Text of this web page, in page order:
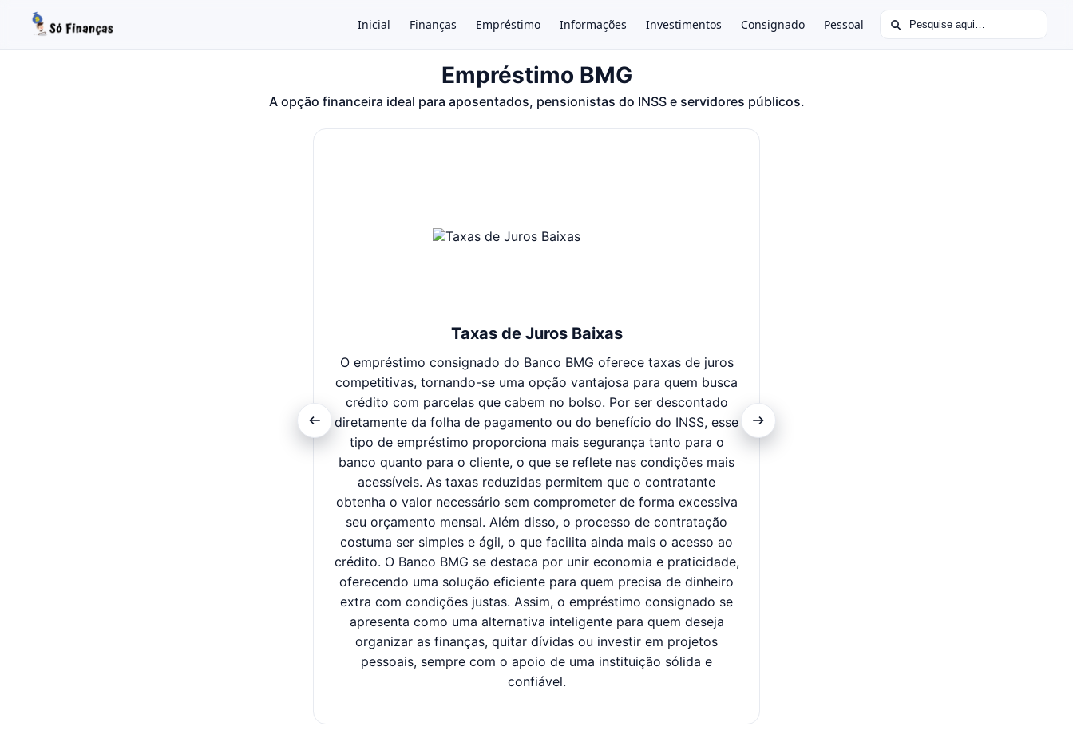
Inicial Finanças Empréstimo Informações Investimentos Consignado Pessoal Buscar por:
×
Empréstimo BMG
A opção financeira ideal para aposentados, pensionistas do INSS e servidores públicos.
Taxas de Juros Baixas
O empréstimo consignado do Banco BMG oferece taxas de juros
competitivas, tornando-se uma opção vantajosa para quem busca
crédito com parcelas que cabem no bolso. Por ser descontado
diretamente da folha de pagamento ou do benefício do INSS, esse
tipo de empréstimo proporciona mais segurança tanto para o
banco quanto para o cliente, o que se reflete nas condições mais
acessíveis. As taxas reduzidas permitem que o contratante
obtenha o valor necessário sem comprometer de forma excessiva
seu orçamento mensal. Além disso, o processo de contratação
costuma ser simples e ágil, o que facilita ainda mais o acesso ao
crédito. O Banco BMG se destaca por unir economia e praticidade,
oferecendo uma solução eficiente para quem precisa de dinheiro
extra com condições justas. Assim, o empréstimo consignado se
apresenta como uma alternativa inteligente para quem deseja
organizar as finanças, quitar dívidas ou investir em projetos
pessoais, sempre com o apoio de uma instituição sólida e
confiável.
enfrentar complicações. Com etapas simples e
procedimento pode ser realizado de forma prática,
sem a necessidade de sair de casa. A ideia é tornar